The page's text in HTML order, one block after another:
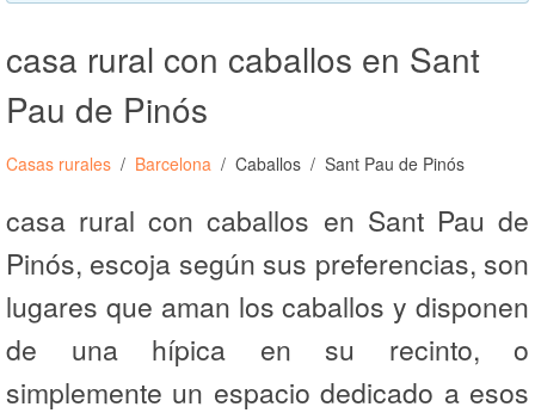
casa rural con caballos en Sant
Pau de Pinós
Casas rurales Barcelona Caballos Sant Pau de Pinós
casa rural con caballos en Sant Pau de
Pinós, escoja según sus preferencias, son
lugares que aman los caballos y disponen
de una hípica en su recinto, o
simplemente un espacio dedicado a esos